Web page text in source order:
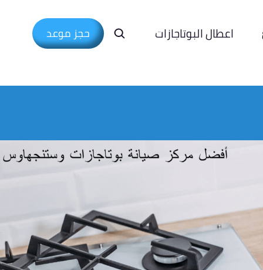
اعطال البوتاجازات حجز موعد